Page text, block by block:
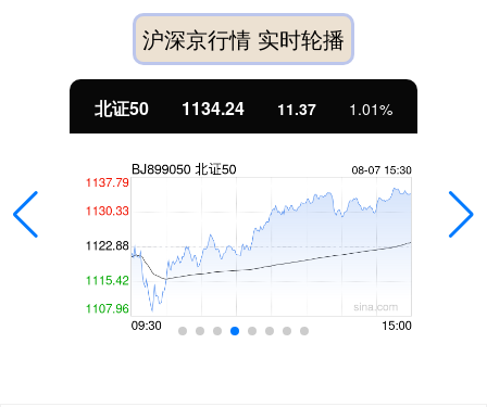
沪深京行情 实时轮播
北证50 1134.24 11.37 1.01%